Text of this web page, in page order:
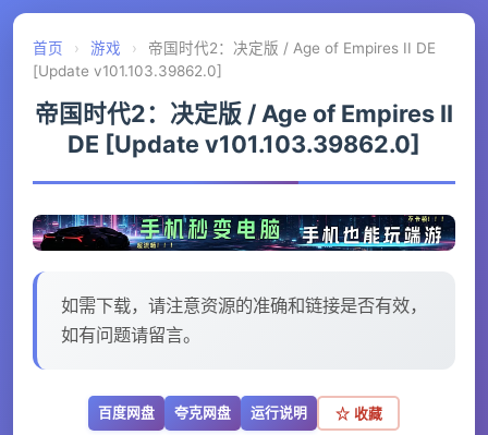
首页 › 游戏 ›
帝国时代2：决定版 / Age of Empires II DE
[Update v101.103.39862.0]
帝国时代2：决定版 / Age of Empires II
DE [Update v101.103.39862.0]
如需下载，请注意资源的准确和链接是否有效，
如有问题请留言。
百度网盘 夸克网盘 运行说明 ☆ 收藏